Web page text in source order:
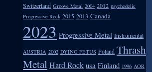
Switzerland Groove Metal 2004 2012 psychedelic
Progressive Rock 2015 2013 Canada
2023 Progressive Metal Instrumental
AUSTRIA 2002 DYING FETUS Poland Thrash
MetalHard Rock usa Finland 1996 AOR